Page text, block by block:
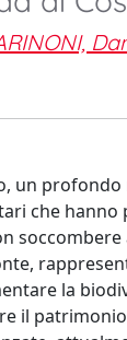
un
che hanno
la
il